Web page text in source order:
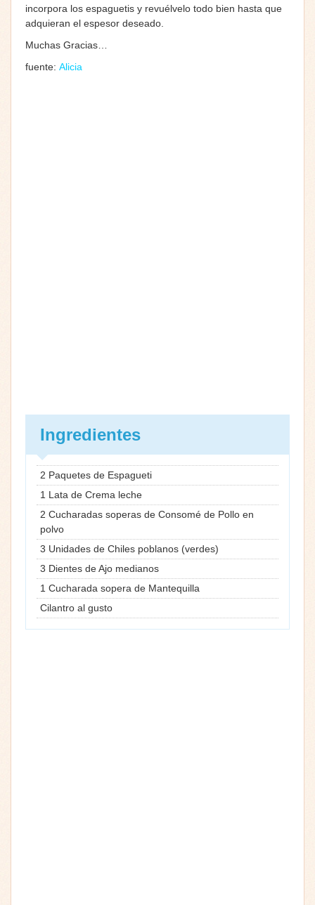
incorpora los espaguetis y revuélvelo todo bien hasta que
adquieran el espesor deseado.
Muchas Gracias…
fuente: Alicia
Ingredientes
2 Paquetes de Espagueti
1 Lata de Crema leche
2 Cucharadas soperas de Consomé de Pollo en
polvo
3 Unidades de Chiles poblanos (verdes)
3 Dientes de Ajo medianos
1 Cucharada sopera de Mantequilla
Cilantro al gusto